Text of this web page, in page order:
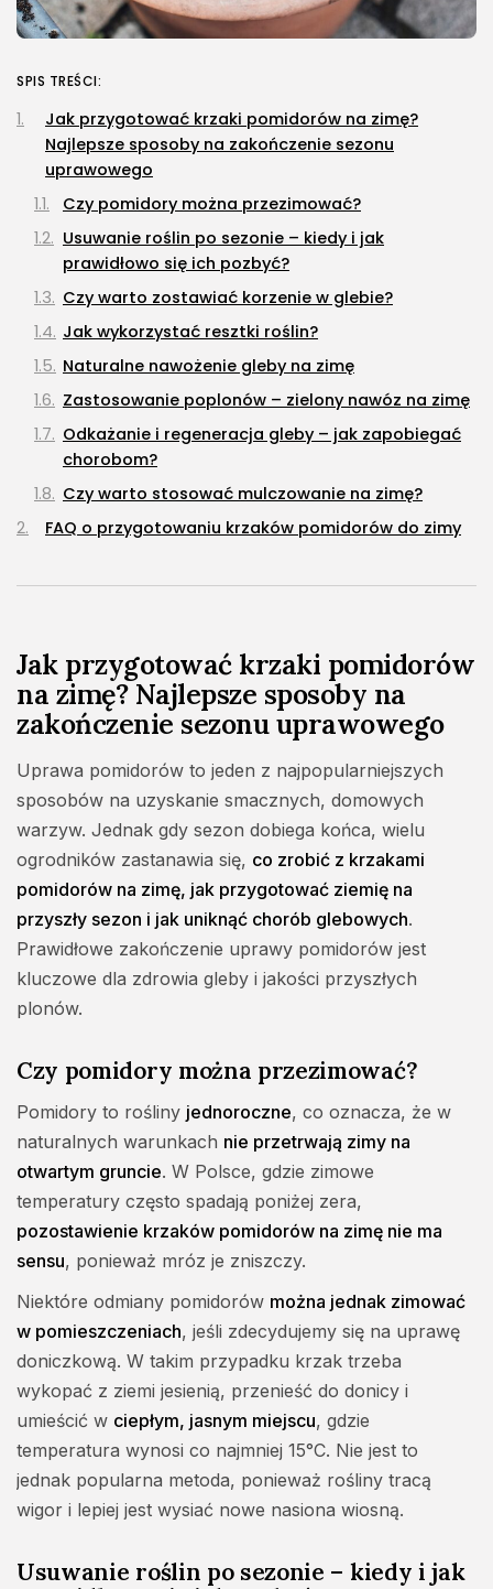
Dom i Ogród
127Artykuły
Ciekawostki
73Artykuły
26Artykuły
Jak przygotować krzaki pomidorów
na zimę? Najlepsze sposoby na
zakończenie sezonu uprawowego
Uprawa pomidorów to jeden z najpopularniejszych
sposobów na uzyskanie smacznych, domowych
warzyw. Jednak gdy sezon dobiega końca, wielu
ogrodników zastanawia się, co zrobić z krzakami
pomidorów na zimę, jak przygotować ziemię na
przyszły sezon i jak uniknąć chorób glebowych.
Prawidłowe zakończenie uprawy pomidorów jest
kluczowe dla zdrowia gleby i jakości przyszłych
plonów.
Czy pomidory można przezimować?
Pomidory to rośliny jednoroczne, co oznacza, że w
naturalnych warunkach nie przetrwają zimy na
otwartym gruncie. W Polsce, gdzie zimowe
temperatury często spadają poniżej zera,
pozostawienie krzaków pomidorów na zimę nie ma
sensu, ponieważ mróz je zniszczy.
Niektóre odmiany pomidorów można jednak zimować
w pomieszczeniach, jeśli zdecydujemy się na uprawę
doniczkową. W takim przypadku krzak trzeba
wykopać z ziemi jesienią, przenieść do donicy i
umieścić w ciepłym, jasnym miejscu, gdzie
temperatura wynosi co najmniej 15°C. Nie jest to
jednak popularna metoda, ponieważ rośliny tracą
wigor i lepiej jest wysiać nowe nasiona wiosną.
Usuwanie roślin po sezonie – kiedy i jak
SPIS TREŚCI:
Jak przygotować krzaki pomidorów na zimę?
Najlepsze sposoby na zakończenie sezonu
uprawowego
Czy pomidory można przezimować?
Usuwanie roślin po sezonie – kiedy i jak
prawidłowo się ich pozbyć?
Czy warto zostawiać korzenie w glebie?
Jak wykorzystać resztki roślin?
Naturalne nawożenie gleby na zimę
Zastosowanie poplonów – zielony nawóz na zimę
Odkażanie i regeneracja gleby – jak zapobiegać
chorobom?
Czy warto stosować mulczowanie na zimę?
FAQ o przygotowaniu krzaków pomidorów do zimy